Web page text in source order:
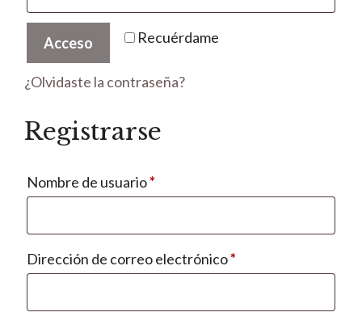
Recuérdame
Acceso
¿Olvidaste la contraseña?
Registrarse
Nombre de usuario*Obligatorio
Dirección de correo electrónico*Obligatorio